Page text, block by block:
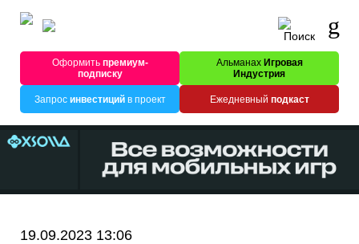
Оформитьпремиум-
подписку
Альманах Игровая
Индустрия
Запрос инвестицийв проект Ежедневный подкаст
19.09.2023 13:06